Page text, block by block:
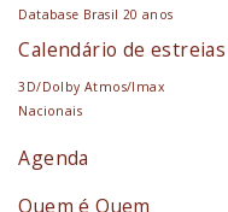
Database Brasil 20 anos
Calendário de estreias
3D/Dolby Atmos/Imax
Nacionais
Agenda
Quem é Quem